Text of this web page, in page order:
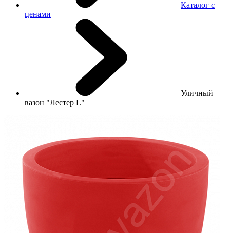
Каталог с
ценами
Уличный
вазон "Лестер L"